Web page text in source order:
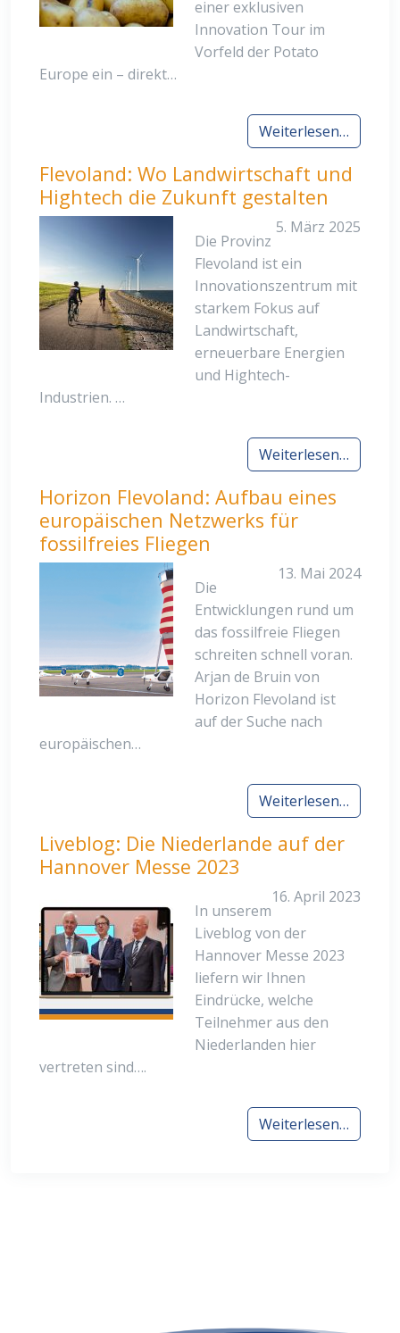
einer exklusiven
Innovation Tour im
Vorfeld der Potato
Europe ein – direkt…
Weiterlesen…
Flevoland: Wo Landwirtschaft und
Hightech die Zukunft gestalten
5. März 2025
Die Provinz
Flevoland ist ein
Innovationszentrum mit
starkem Fokus auf
Landwirtschaft,
erneuerbare Energien
und Hightech-
Industrien. …
Weiterlesen…
Horizon Flevoland: Aufbau eines
europäischen Netzwerks für
fossilfreies Fliegen
13. Mai 2024
Die
Entwicklungen rund um
das fossilfreie Fliegen
schreiten schnell voran.
Arjan de Bruin von
Horizon Flevoland ist
auf der Suche nach
europäischen…
Weiterlesen…
Liveblog: Die Niederlande auf der
Hannover Messe 2023
16. April 2023
In unserem
Liveblog von der
Hannover Messe 2023
liefern wir Ihnen
Eindrücke, welche
Teilnehmer aus den
Niederlanden hier
vertreten sind….
Weiterlesen…